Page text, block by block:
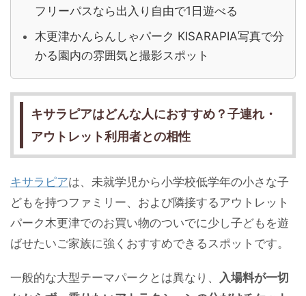
フリーパスなら出入り自由で1日遊べる
木更津かんらんしゃパーク KISARAPIA写真で分
かる園内の雰囲気と撮影スポット
キサラピアはどんな人におすすめ？子連れ・
アウトレット利用者との相性
キサラピアは、未就学児から小学校低学年の小さな子
どもを持つファミリー、および隣接するアウトレット
パーク木更津でのお買い物のついでに少し子どもを遊
ばせたいご家族に強くおすすめできるスポットです。
一般的な大型テーマパークとは異なり、 入場料が一切